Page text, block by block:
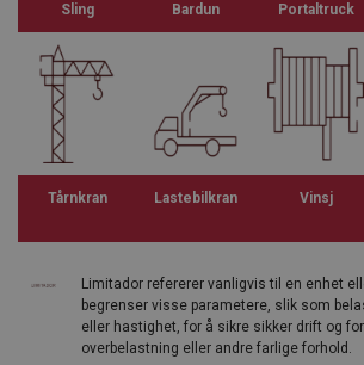
Sling Bardun Portaltruck
Tårnkran Lastebilkran Vinsj
Limitador refererer vanligvis til en enhet
begrenser visse parametere, slik som
eller hastighet, for å sikre sikker drift og
overbelastning eller andre farlige forhold.